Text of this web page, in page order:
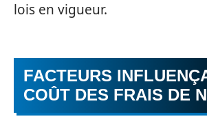
lois en vigueur.
FACTEURS
COÛT DES FRAIS DE